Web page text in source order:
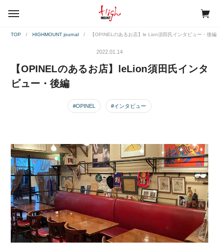
TOP HIGHMOUNT journal 【OPINELのあるお店】le Lion須田氏インタビュー・後編
2022.01.14
【OPINELのあるお店】leLion須田氏インタ
ビュー・後編
#OPINEL #インタビュー